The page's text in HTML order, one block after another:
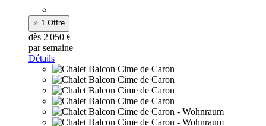
⭐ 1 Offre
dès 2 050 €
par semaine
Détails